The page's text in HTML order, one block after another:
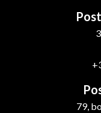
79,